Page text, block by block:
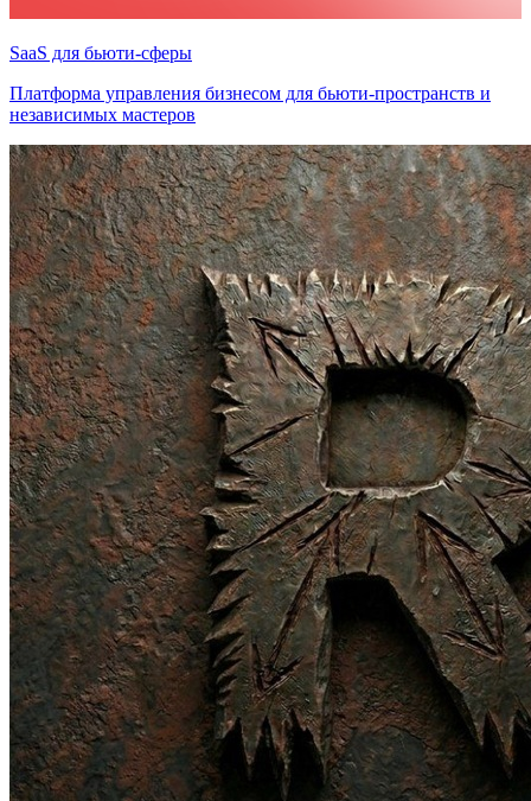
SaaS для бьюти-сферы
Платформа управления бизнесом для бьюти-пространств и
независимых мастеров